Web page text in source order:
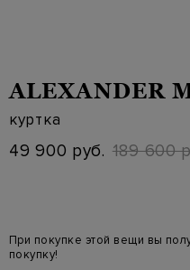
ALEXANDER
куртка
49 900 руб. 189 600
При покупке этой вещи вы
покупку!